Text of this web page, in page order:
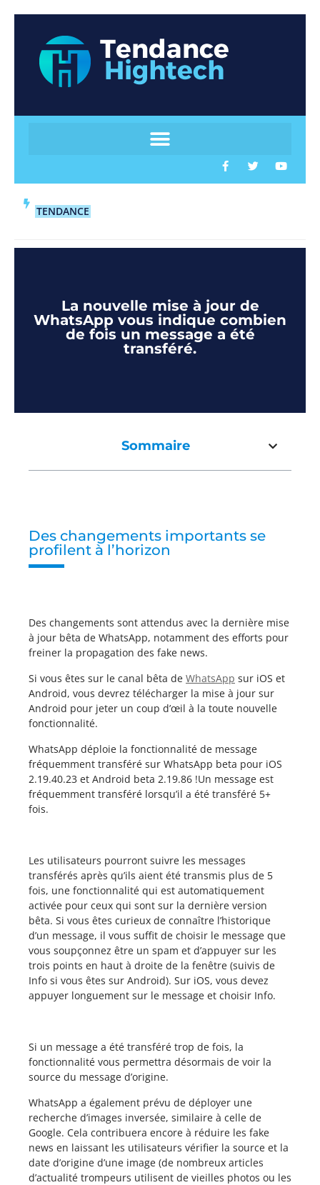
TENDANCE
La nouvelle mise à jour de
WhatsApp vous indique combien
de fois un message a été
transféré.
Sommaire
Des changements importants se
profilent à l’horizon
Des changements sont attendus avec la dernière mise
à jour bêta de WhatsApp, notamment des efforts pour
freiner la propagation des fake news.
Si vous êtes sur le canal bêta de WhatsApp sur iOS et
Android, vous devrez télécharger la mise à jour sur
Android pour jeter un coup d’œil à la toute nouvelle
fonctionnalité.
WhatsApp déploie la fonctionnalité de message
fréquemment transféré sur WhatsApp beta pour iOS
2.19.40.23 et Android beta 2.19.86 !Un message est
fréquemment transféré lorsqu’il a été transféré 5+
fois.
Les utilisateurs pourront suivre les messages
transférés après qu’ils aient été transmis plus de 5
fois, une fonctionnalité qui est automatiquement
activée pour ceux qui sont sur la dernière version
bêta. Si vous êtes curieux de connaître l’historique
d’un message, il vous suffit de choisir le message que
vous soupçonnez être un spam et d’appuyer sur les
trois points en haut à droite de la fenêtre (suivis de
Info si vous êtes sur Android). Sur iOS, vous devez
appuyer longuement sur le message et choisir Info.
Si un message a été transféré trop de fois, la
fonctionnalité vous permettra désormais de voir la
source du message d’origine.
WhatsApp a également prévu de déployer une
recherche d’images inversée, similaire à celle de
Google. Cela contribuera encore à réduire les fake
news en laissant les utilisateurs vérifier la source et la
date d’origine d’une image (de nombreux articles
d’actualité trompeurs utilisent de vieilles photos ou les